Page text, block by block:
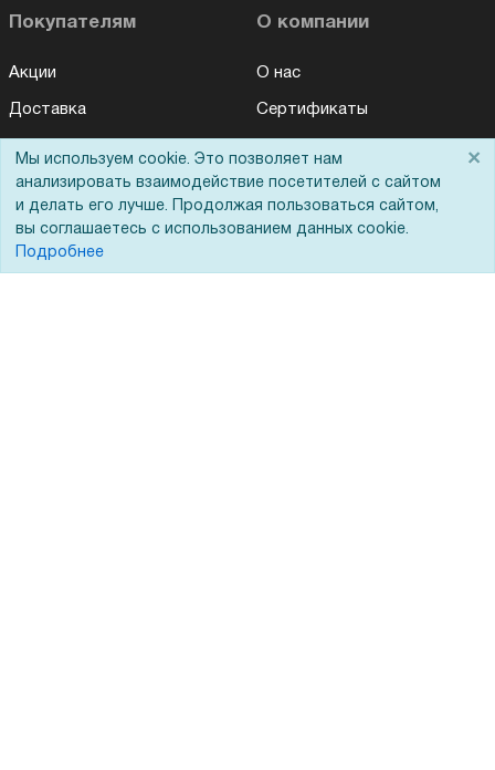
Покупателям
Акции
Доставка
Для дилеров
Лизинг
Кредитование
О компании
О нас
Сертификаты
Статьи
Мы используем cookie. Это позволяет нам
анализировать взаимодействие посетителей с сайтом
и делать его лучше. Продолжая пользоваться сайтом,
вы соглашаетесь с использованием данных cookie.
Подробнее
×